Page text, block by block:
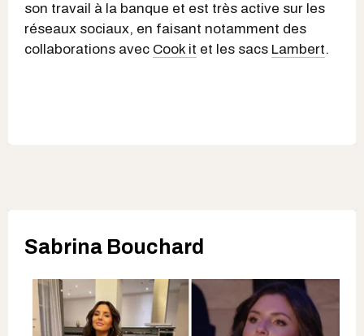
son travail à la banque et est très active sur les
réseaux sociaux, en faisant notamment des
collaborations avec Cook it et les sacs Lambert.
Sabrina Bouchard